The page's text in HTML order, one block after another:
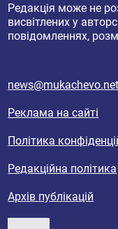
Редакція може не
висвітлених у
повідомленнях,
news@mukachevo.net
Реклама на сайті
Політика
Редакційна політика
Архів публікацій